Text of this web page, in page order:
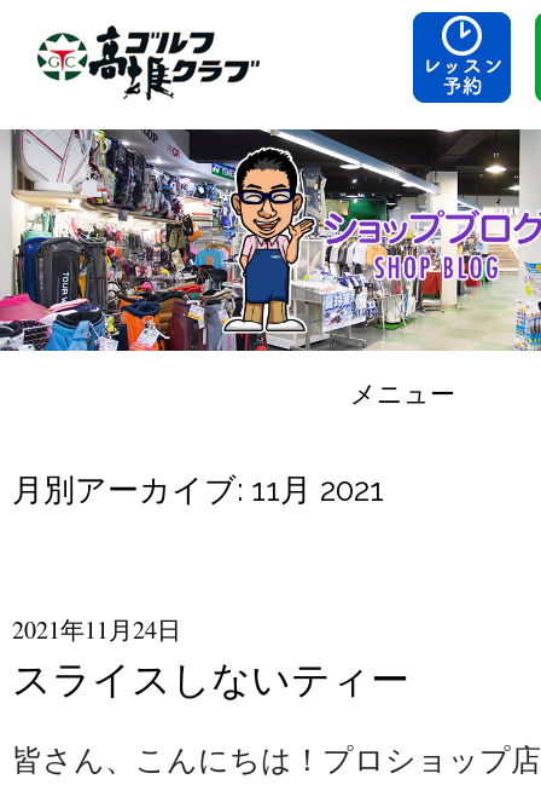
メニュー
月別アーカイブ: 11月 2021
2021年11月24日
スライスしないティー
皆さん、こんにちは！プロショップ